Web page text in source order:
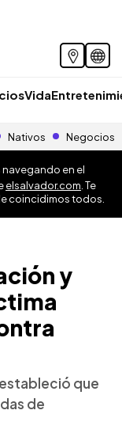
Vida
Nativos Negocios
navegando en el
elsalvador.com . Te
coincidimos todos.
y
que
de